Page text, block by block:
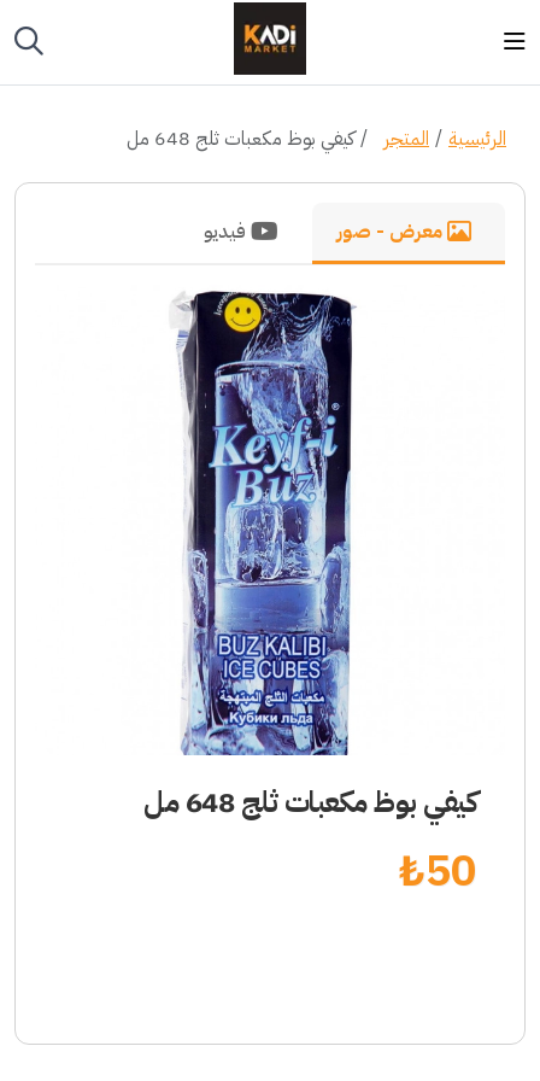
الرئيسية المتجر كيفي بوظ مكعبات ثلج 648 مل
معرض - صور فيديو
كيفي بوظ مكعبات ثلج 648 مل
50
₺